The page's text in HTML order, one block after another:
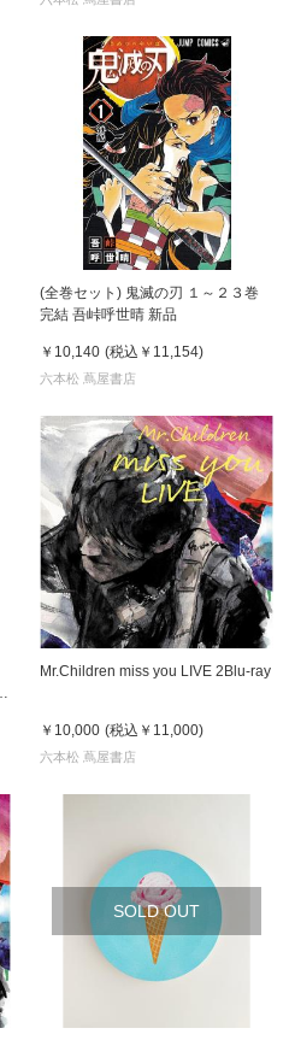
(全巻セット) 鬼滅の刃 １～２３巻
完結 吾峠呼世晴 新品
￥10,140 (税込 ￥11,154)
六本松 蔦屋書店
Mr.Children miss you LIVE 2Blu-ray
￥10,000 (税込 ￥11,000)
六本松 蔦屋書店
SOLD OUT